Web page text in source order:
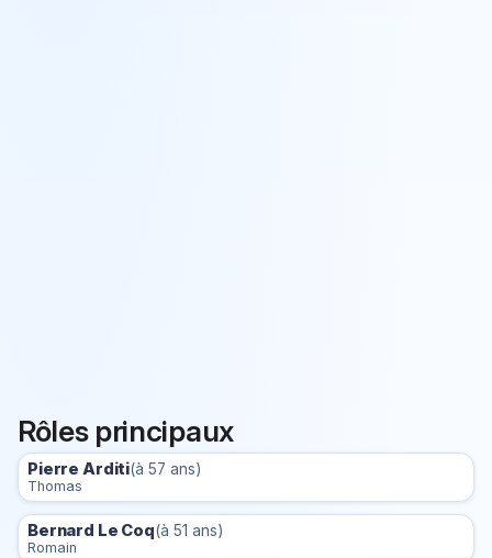
Rôles principaux
Pierre Arditi(à 57 ans)
Thomas
Bernard Le Coq(à 51 ans)
Romain